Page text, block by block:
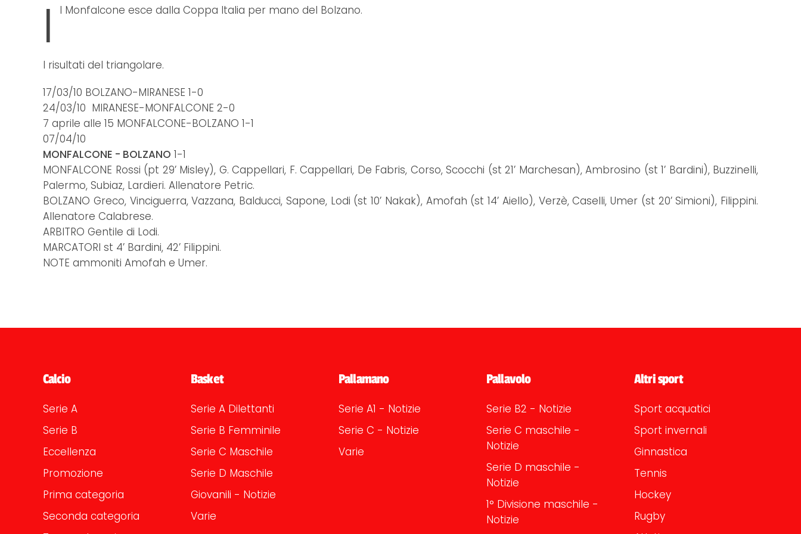
I l Monfalcone esce dalla Coppa Italia per mano del Bolzano.
I risultati del triangolare.
17/03/10 BOLZANO-MIRANESE 1-0
24/03/10 MIRANESE-MONFALCONE 2-0
7 aprile alle 15 MONFALCONE-BOLZANO 1-1
07/04/10
MONFALCONE - BOLZANO 1-1
MONFALCONE Rossi (pt 29’ Misley), G. Cappellari, F. Cappellari, De Fabris, Corso, Scocchi (st 21’ Marchesan), Ambrosino (st 1’ Bardini), Buzzinelli,
Palermo, Subiaz, Lardieri. Allenatore Petric.
BOLZANO Greco, Vinciguerra, Vazzana, Balducci, Sapone, Lodi (st 10’ Nakak), Amofah (st 14’ Aiello), Verzè, Caselli, Umer (st 20’ Simioni), Filippini.
Allenatore Calabrese.
ARBITRO Gentile di Lodi.
MARCATORI st 4’ Bardini, 42’ Filippini.
NOTE ammoniti Amofah e Umer.
Calcio
Serie A
Serie B
Eccellenza
Promozione
Prima categoria
Seconda categoria
Basket
Serie A Dilettanti
Serie B Femminile
Serie C Maschile
Serie D Maschile
Giovanili - Notizie
Varie
Pallamano
Serie A1 - Notizie
Serie C - Notizie
Varie
Pallavolo
Serie B2 - Notizie
Serie C maschile -
Notizie
Serie D maschile -
Notizie
1° Divisione maschile -
Notizie
Altri sport
Sport acquatici
Sport invernali
Ginnastica
Tennis
Hockey
Rugby